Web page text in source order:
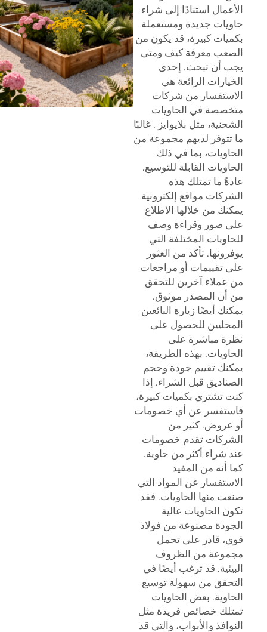
الأعمال استنادًا إلى شراء
حاويات جديدة ومستعملة
بكميات كبيرة، قد يكون من
الصعب معرفة كيف ومتى
يجب أن تبحث. إحدى
الخيارات الرائعة هي
الاستفسار من شركات
متخصصة في الحاويات
الشحنية، مثل بلايوايز . غالبًا
ما تتوفر لديهم مجموعة من
الحاويات، بما في ذلك
الحاويات القابلة للتوسيع.
عادةً ما تمتلك هذه
الشركات مواقع إلكترونية
يمكنك من خلالها الاطلاع
على صور وقراءة وصف
للحاويات المختلفة التي
يوفرونها. تأكد من العثور
على تقييمات أو مراجعات
من عملاء آخرين للتحقق
من أن المصدر موثوق.
يمكنك أيضًا زيارة البائعين
المحليين للحصول على
نظرة مباشرة على
الحاويات. بهذه الطريقة،
يمكنك تقييم جودة وحجم
الصناديق قبل الشراء. إذا
كنت تشتري بكميات كبيرة،
فاستفسر عن أي خصومات
أو عروض. كثير من
الشركات تقدم خصومات
عند شراء أكثر من حاوية.
كما أنه من المفيد
الاستفسار عن المواد التي
صنعت منها الحاويات. فقد
تكون الحاويات عالية
الجودة مصنوعة من فولاذ
قوي، قادر على تحمل
مجموعة من الظروف
البيئية. قد ترغب أيضًا في
التحقق من سهولة توسيع
الحاوية. بعض الحاويات
تمتلك خصائص فريدة مثل
النوافذ والأبواب، والتي قد